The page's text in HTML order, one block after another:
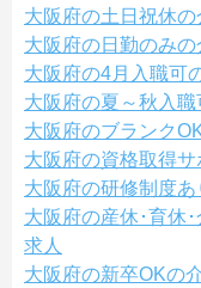
大阪府の土日祝休の
大阪府の日勤のみの
大阪府の4月入職可
大阪府の夏～秋入
大阪府のブランク
大阪府の資格取得
大阪府の研修制度
大阪府の産休･育休
求人
大阪府の新卒OKの